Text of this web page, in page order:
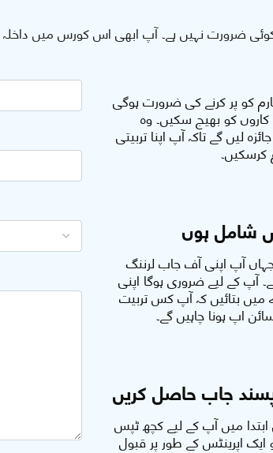
ضرورت نہیں ہے۔ آپ ابھی اس کورس میں داخلہ
کو پر کرنے کی ضرورت ہوگی
کاروں کو بھیج سکیں۔ وہ
لیں گے تاکہ آپ اپنا تربیتی
کرسکیں۔
شامل ہوں
آپ اپنی آف جاب لرننگ
آپ کے لیے ضروری ہوگا اپنی
میں بتائیں کہ آپ کس تربیت
اپ ہونا چاہیں گے۔
جاب حاصل کریں
میں آپ کے لیے کچھ ٹپس
ایک اپرینٹس کے طور پر قبول